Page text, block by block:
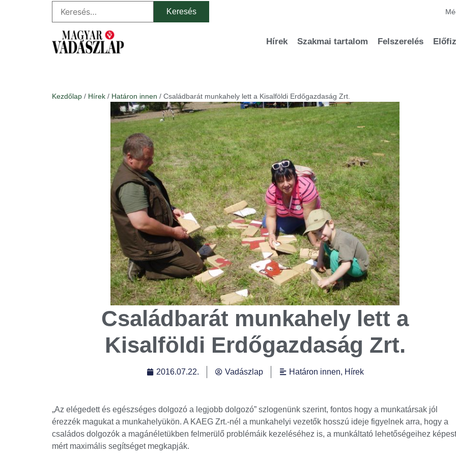
Hírek Szakmai tartalom Felszerelés
Kezdőlap / Hírek / Határon innen / Családbarát munkahely lett a Kisalföldi Erdőgazdaság Zrt.
Családbarát munkahely lett a
Kisalföldi Erdőgazdaság Zrt.
2016.07.22. Vadászlap Határon innen, Hírek
„Az elégedett és egészséges dolgozó a legjobb dolgozó” szlogenünk szerint, fontos hogy a munkatársak jól
érezzék magukat a munkahelyükön. A KAEG Zrt.-nél a munkahelyi vezetők hosszú ideje figyelnek arra, hogy a
családos dolgozók a magánéletükben felmerülő problémáik kezeléséhez is, a munkáltató lehetőségeihez képest
mért maximális segítséget megkapják.